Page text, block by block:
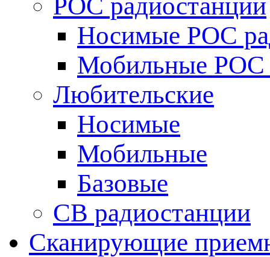
POC радиостанции
Носимые POC
Мобильные POC
Любительские
Носимые
Мобильные
Базовые
CB радиостанции
Сканирующие